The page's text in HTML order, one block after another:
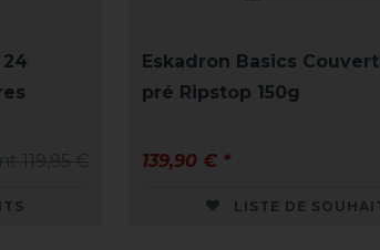
Eskadron Basics
pré Ripstop 150g
139,90 € *
LISTE DE